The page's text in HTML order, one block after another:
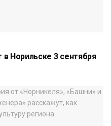
Норильске 3 сентября